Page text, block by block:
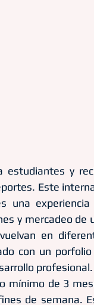
estudiantes y
Este
una experiencia
y mercadeo de
en
con un porfolio
profesional.
mínimo de 3
de semana.